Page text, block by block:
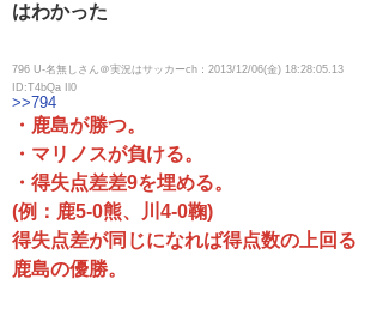
はわかった
796 U-名無しさん＠実況はサッカーch：2013/12/06(金) 18:28:05.13
ID:T4bQa Il0
>>794
・鹿島が勝つ。
・マリノスが負ける。
・得失点差差9を埋める。
(例：鹿5-0熊、川4-0鞠)
得失点差が同じになれば得点数の上回る
鹿島の優勝。